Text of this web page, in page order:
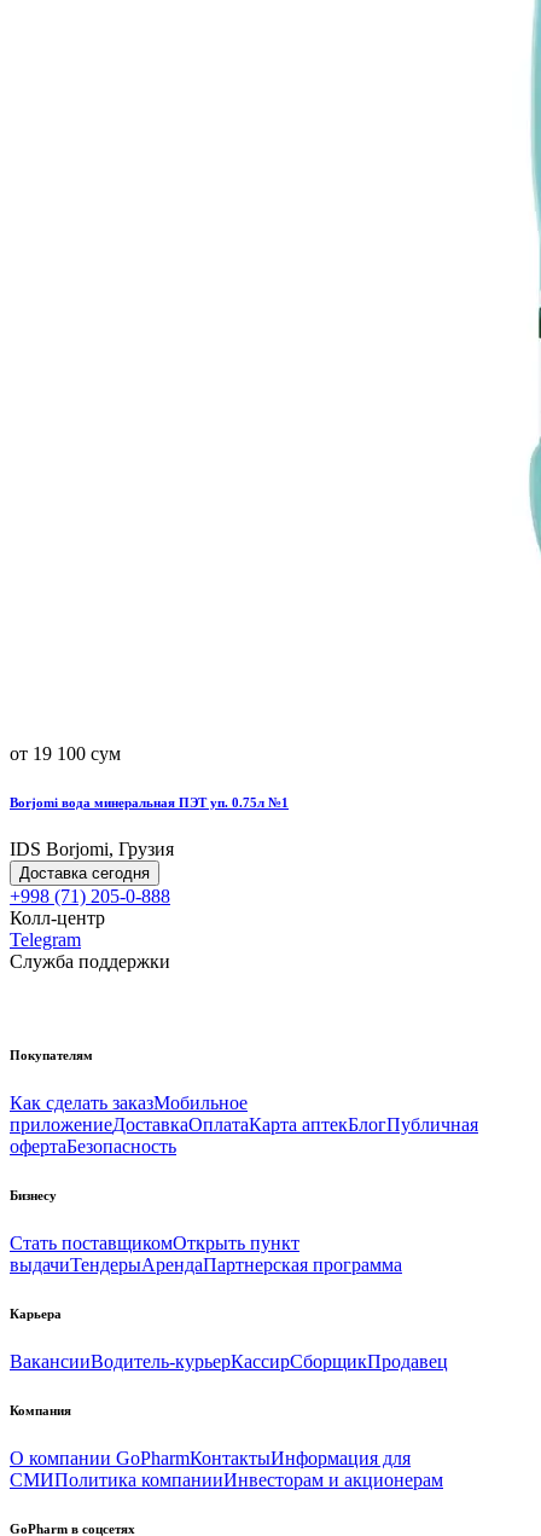
от 19 100 сум
Borjomi вода минеральная ПЭТ уп. 0.75л №1
IDS Borjomi, Грузия
Доставка сегодня
+998 (71) 205-0-888
Колл-центр
Telegram
Служба поддержки
Покупателям
Как сделать заказМобильное
приложениеДоставкаОплатаКарта аптекБлогПубличная
офертаБезопасность
Бизнесу
Стать поставщикомОткрыть пункт
выдачиТендерыАрендаПартнерская программа
Карьера
ВакансииВодитель-курьерКассирСборщикПродавец
Компания
О компании GoPharmКонтактыИнформация для
СМИПолитика компанииИнвесторам и акционерам
GoPharm в соцсетях